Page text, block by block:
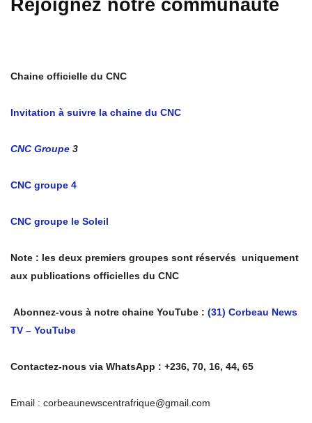
Rejoignez notre communauté
Chaine officielle du CNC
Invitation à suivre la chaine du CNC
CNC Groupe 3
CNC groupe 4
CNC groupe le Soleil
Note : les deux premiers groupes sont réservés uniquement
aux publications officielles du CNC
Abonnez-vous à notre chaine YouTube : (31) Corbeau News
TV – YouTube
Contactez-nous via WhatsApp : +236, 70, 16, 44, 65
Email : corbeaunewscentrafrique@gmail.com